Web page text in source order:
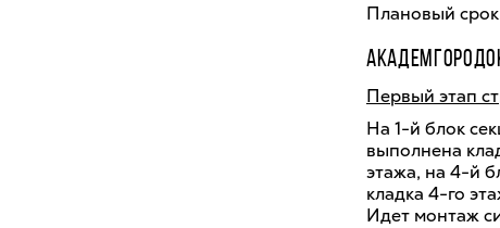
Плановый срок
Первый этап
На 1-й блок
выполнена
этажа, на 4-й
кладка 4-го
Идет монтаж